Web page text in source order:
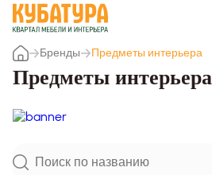
Бренды
Предметы интерьера
Предметы интерьера